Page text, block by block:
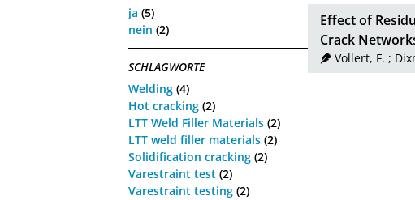
ja (5)
nein (2)
SCHLAGWORTE
Welding (4)
Hot cracking (2)
LTT Weld Filler Materials (2)
LTT weld filler materials (2)
Solidification cracking (2)
Varestraint test (2)
Varestraint testing (2)
Effect of
Crack
Vollert, F. ;